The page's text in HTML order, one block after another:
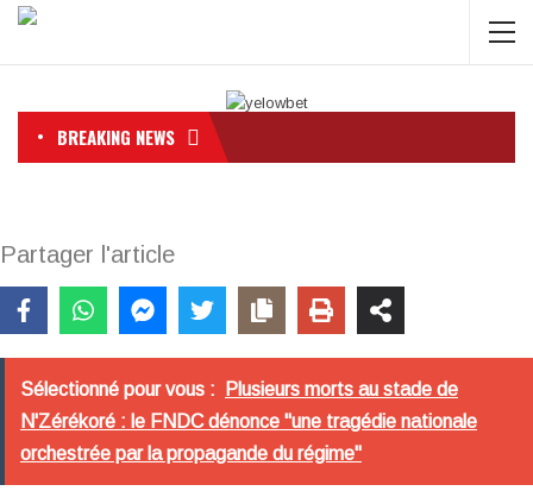
BREAKING NEWS
Partager l'article
Sélectionné pour vous :
Plusieurs morts au stade de
N'Zérékoré : le FNDC dénonce "une tragédie nationale
orchestrée par la propagande du régime"